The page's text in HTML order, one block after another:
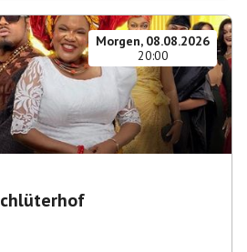
Morgen, 08.08.2026
20:00